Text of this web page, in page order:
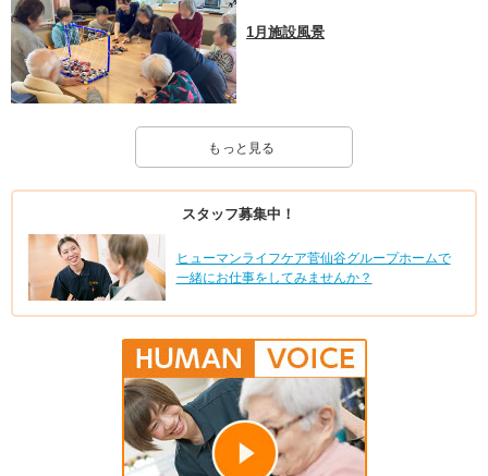
1月施設風景
もっと見る
スタッフ募集中！
ヒューマンライフケア菅仙谷グループホームで
一緒にお仕事をしてみませんか？